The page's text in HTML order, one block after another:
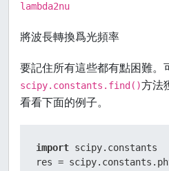
lambda2nu
將波長轉換爲光頻率
要記住所有這些都有點困難。
scipy.constants.find()方法
看看下面的例子。
import scipy.constants
res =